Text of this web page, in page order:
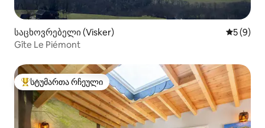
საცხოვრებელი (Visker) საშუალო
5 (9)
Gîte Le Piémont
სტუმართა რჩეული მოწინავე ვარიანტი
სტუმართა რჩეული